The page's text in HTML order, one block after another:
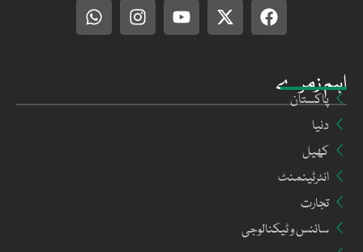
اہم زمرے
پاکستان
دنیا
کھیل
انٹرٹینمنٹ
تجارت
سائنس و ٹیکنالوجی